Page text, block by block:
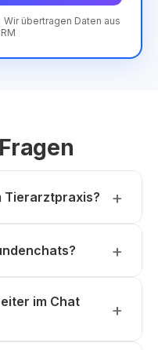
übertragen Daten aus
Tierarztpraxis?
im Chat